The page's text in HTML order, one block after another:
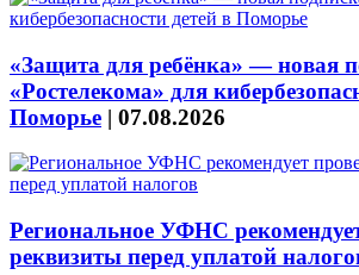
«Защита для ребёнка» — новая
«Ростелекома» для
Поморье | 07.08.2026
Региональное УФНС
реквизиты перед уплатой